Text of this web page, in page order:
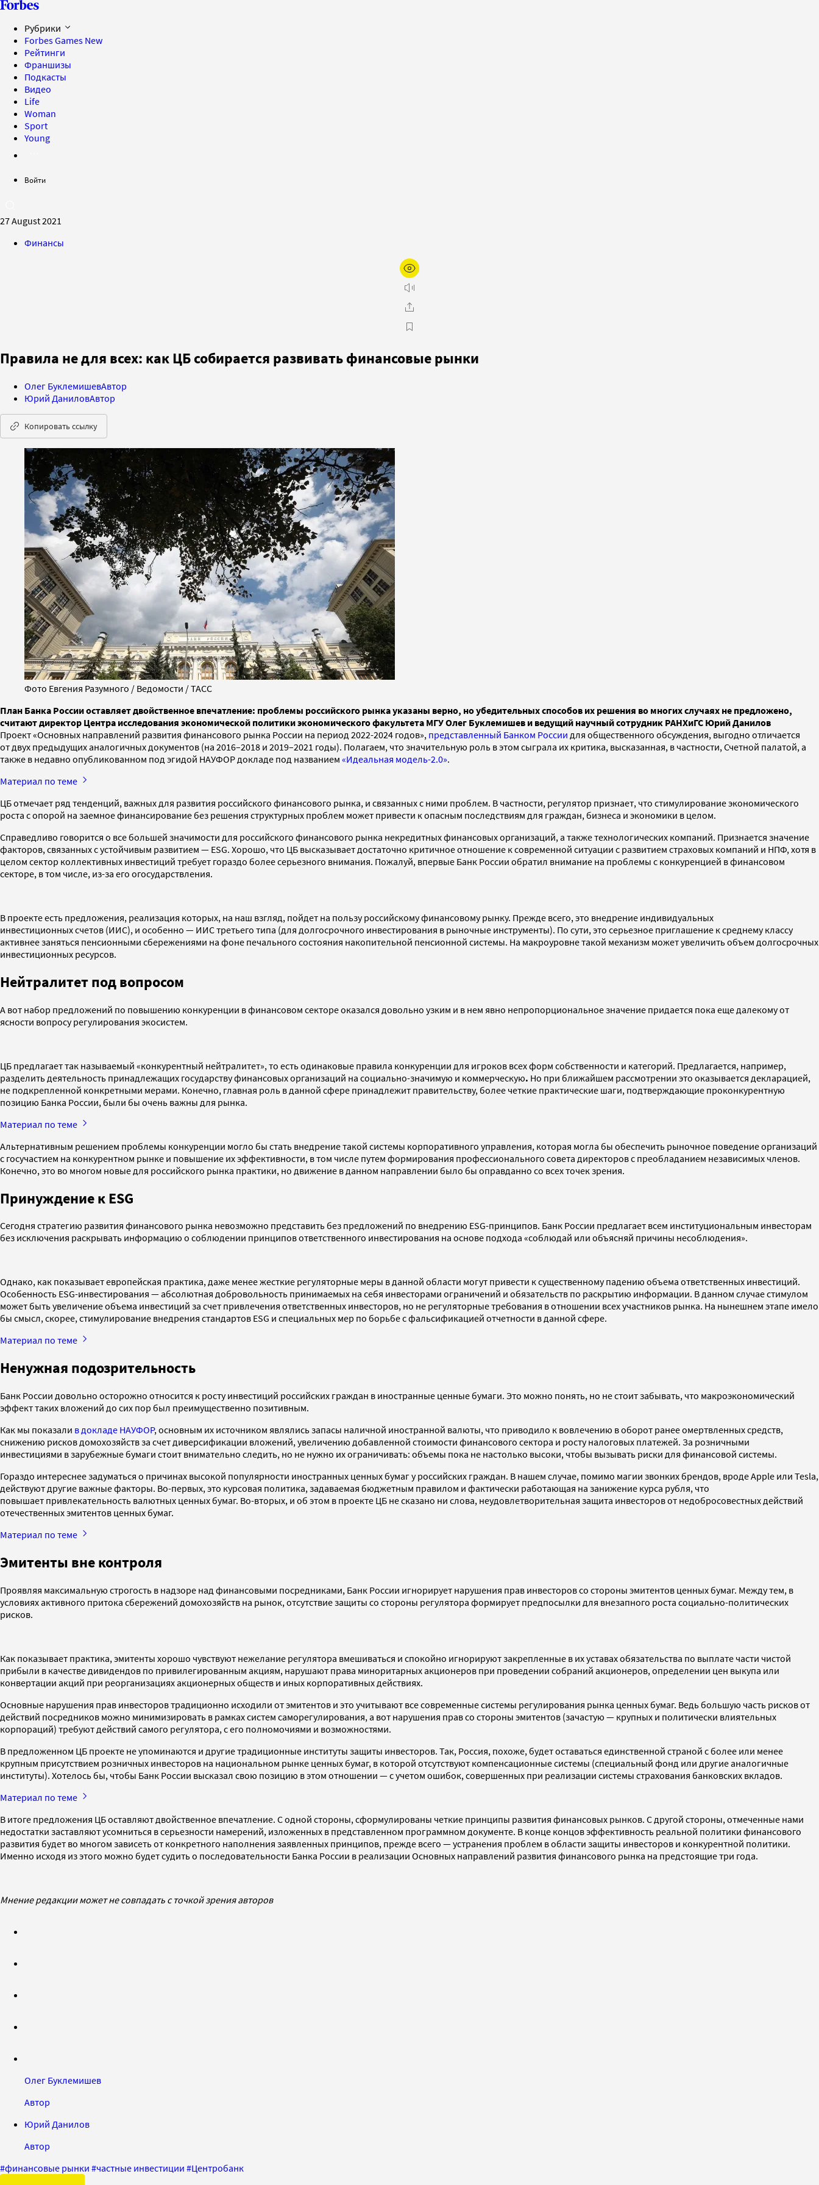
Рубрики
Forbes Games New
Рейтинги
Франшизы
Подкасты
Видео
Life
Woman
Sport
Young
Войти
27 August 2021
Финансы
Правила не для всех: как ЦБ собирается развивать финансовые рынки
Олег БуклемишевАвтор
Юрий ДаниловАвтор
Копировать ссылку
Фото Евгения Разумного / Ведомости / ТАСС
План Банка России оставляет двойственное впечатление: проблемы российского рынка указаны верно, но убедительных способов их решения во многих случаях не предложено,
считают директор Центра исследования экономической политики экономического факультета МГУ Олег Буклемишев и ведущий научный сотрудник РАНХиГС Юрий Данилов
Проект «Основных направлений развития финансового рынка России на период 2022-2024 годов», представленный Банком России для общественного обсуждения, выгодно отличается
от двух предыдущих аналогичных документов (на 2016–2018 и 2019–2021 годы). Полагаем, что значительную роль в этом сыграла их критика, высказанная, в частности, Счетной палатой, а
также в недавно опубликованном под эгидой НАУФОР докладе под названием «Идеальная модель-2.0».
Материал по теме
ЦБ отмечает ряд тенденций, важных для развития российского финансового рынка, и связанных с ними проблем. В частности, регулятор признает, что стимулирование экономического
роста с опорой на заемное финансирование без решения структурных проблем может привести к опасным последствиям для граждан, бизнеса и экономики в целом.
Справедливо говорится о все большей значимости для российского финансового рынка некредитных финансовых организаций, а также технологических компаний. Признается значение
факторов, связанных с устойчивым развитием — ESG. Хорошо, что ЦБ высказывает достаточно критичное отношение к современной ситуации с развитием страховых компаний и НПФ, хотя в
целом сектор коллективных инвестиций требует гораздо более серьезного внимания. Пожалуй, впервые Банк России обратил внимание на проблемы с конкуренцией в финансовом
секторе, в том числе, из-за его огосударствления.
В проекте есть предложения, реализация которых, на наш взгляд, пойдет на пользу российскому финансовому рынку. Прежде всего, это внедрение индивидуальных
инвестиционных счетов (ИИС), и особенно — ИИС третьего типа (для долгосрочного инвестирования в рыночные инструменты). По сути, это серьезное приглашение к среднему классу
активнее заняться пенсионными сбережениями на фоне печального состояния накопительной пенсионной системы. На макроуровне такой механизм может увеличить объем долгосрочных
инвестиционных ресурсов.
Нейтралитет под вопросом
А вот набор предложений по повышению конкуренции в финансовом секторе оказался довольно узким и в нем явно непропорциональное значение придается пока еще далекому от
ясности вопросу регулирования экосистем.
ЦБ предлагает так называемый «конкурентный нейтралитет», то есть одинаковые правила конкуренции для игроков всех форм собственности и категорий. Предлагается, например,
разделить деятельность принадлежащих государству финансовых организаций на социально-значимую и коммерческую. Но при ближайшем рассмотрении это оказывается декларацией,
не подкрепленной конкретными мерами. Конечно, главная роль в данной сфере принадлежит правительству, более четкие практические шаги, подтверждающие проконкурентную
позицию Банка России, были бы очень важны для рынка.
Материал по теме
Альтернативным решением проблемы конкуренции могло бы стать внедрение такой системы корпоративного управления, которая могла бы обеспечить рыночное поведение организаций
с госучастием на конкурентном рынке и повышение их эффективности, в том числе путем формирования профессионального совета директоров с преобладанием независимых членов.
Конечно, это во многом новые для российского рынка практики, но движение в данном направлении было бы оправданно со всех точек зрения.
Принуждение к ESG
Сегодня стратегию развития финансового рынка невозможно представить без предложений по внедрению ESG-принципов. Банк России предлагает всем институциональным инвесторам
без исключения раскрывать информацию о соблюдении принципов ответственного инвестирования на основе подхода «соблюдай или объясняй причины несоблюдения».
Однако, как показывает европейская практика, даже менее жесткие регуляторные меры в данной области могут привести к существенному падению объема ответственных инвестиций.
Особенность ESG-инвестирования — абсолютная добровольность принимаемых на себя инвесторами ограничений и обязательств по раскрытию информации. В данном случае стимулом
может быть увеличение объема инвестиций за счет привлечения ответственных инвесторов, но не регуляторные требования в отношении всех участников рынка. На нынешнем этапе имело
бы смысл, скорее, стимулирование внедрения стандартов ESG и специальных мер по борьбе с фальсификацией отчетности в данной сфере.
Материал по теме
Ненужная подозрительность
Банк России довольно осторожно относится к росту инвестиций российских граждан в иностранные ценные бумаги. Это можно понять, но не стоит забывать, что макроэкономический
эффект таких вложений до сих пор был преимущественно позитивным.
Как мы показали в докладе НАУФОР, основным их источником являлись запасы наличной иностранной валюты, что приводило к вовлечению в оборот ранее омертвленных средств,
снижению рисков домохозяйств за счет диверсификации вложений, увеличению добавленной стоимости финансового сектора и росту налоговых платежей. За розничными
инвестициями в зарубежные бумаги стоит внимательно следить, но не нужно их ограничивать: объемы пока не настолько высоки, чтобы вызывать риски для финансовой системы.
Гораздо интереснее задуматься о причинах высокой популярности иностранных ценных бумаг у российских граждан. В нашем случае, помимо магии звонких брендов, вроде Apple или Tesla,
действуют другие важные факторы. Во-первых, это курсовая политика, задаваемая бюджетным правилом и фактически работающая на занижение курса рубля, что
повышает привлекательность валютных ценных бумаг. Во-вторых, и об этом в проекте ЦБ не сказано ни слова, неудовлетворительная защита инвесторов от недобросовестных действий
отечественных эмитентов ценных бумаг.
Материал по теме
Эмитенты вне контроля
Проявляя максимальную строгость в надзоре над финансовыми посредниками, Банк России игнорирует нарушения прав инвесторов со стороны эмитентов ценных бумаг. Между тем, в
условиях активного притока сбережений домохозяйств на рынок, отсутствие защиты со стороны регулятора формирует предпосылки для внезапного роста социально-политических
рисков.
Как показывает практика, эмитенты хорошо чувствуют нежелание регулятора вмешиваться и спокойно игнорируют закрепленные в их уставах обязательства по выплате части чистой
прибыли в качестве дивидендов по привилегированным акциям, нарушают права миноритарных акционеров при проведении собраний акционеров, определении цен выкупа или
конвертации акций при реорганизациях акционерных обществ и иных корпоративных действиях.
Основные нарушения прав инвесторов традиционно исходили от эмитентов и это учитывают все современные системы регулирования рынка ценных бумаг. Ведь большую часть рисков от
действий посредников можно минимизировать в рамках систем саморегулирования, а вот нарушения прав со стороны эмитентов (зачастую — крупных и политически влиятельных
корпораций) требуют действий самого регулятора, с его полномочиями и возможностями.
В предложенном ЦБ проекте не упоминаются и другие традиционные институты защиты инвесторов. Так, Россия, похоже, будет оставаться единственной страной с более или менее
крупным присутствием розничных инвесторов на национальном рынке ценных бумаг, в которой отсутствуют компенсационные системы (специальный фонд или другие аналогичные
институты). Хотелось бы, чтобы Банк России высказал свою позицию в этом отношении — с учетом ошибок, совершенных при реализации системы страхования банковских вкладов.
Материал по теме
В итоге предложения ЦБ оставляют двойственное впечатление. С одной стороны, сформулированы четкие принципы развития финансовых рынков. С другой стороны, отмеченные нами
недостатки заставляют усомниться в серьезности намерений, изложенных в представленном программном документе. В конце концов эффективность реальной политики финансового
развития будет во многом зависеть от конкретного наполнения заявленных принципов, прежде всего — устранения проблем в области защиты инвесторов и конкурентной политики.
Именно исходя из этого можно будет судить о последовательности Банка России в реализации Основных направлений развития финансового рынка на предстоящие три года.
Мнение редакции может не совпадать с точкой зрения авторов
Олег Буклемишев
Автор
Юрий Данилов
Автор
#финансовые рынки #частные инвестиции #Центробанк